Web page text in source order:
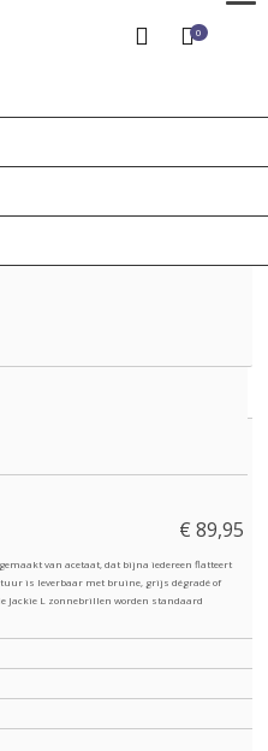
0
€ 89,95
van acetaat, dat bijna iedereen flatteert
is leverbaar met bruine, grijs dégradé of
Jackie L zonnebrillen worden standaard